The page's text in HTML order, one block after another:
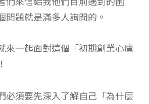
問題就是滿多人詢問的。
來一起面對這個「初期創業心魔
必須要先深入了解自己「為什麼